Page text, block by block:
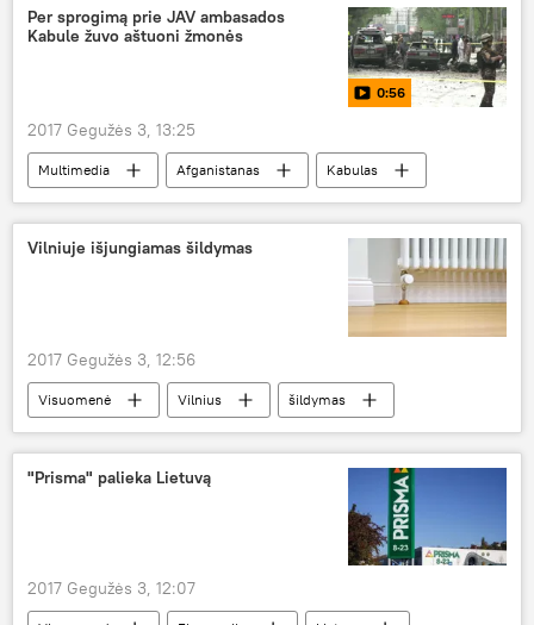
oro erdvės pažeidimas
diplomatinė nota
Per sprogimą prie JAV ambasados
Kabule žuvo aštuoni žmonės
0:56
2017 Gegužės 3, 13:25
Multimedia Afganistanas
Kabulas
sprogimas
Vilniuje išjungiamas šildymas
2017 Gegužės 3, 12:56
Visuomenė Vilnius
šildymas
šildymo sezonas
"Prisma" palieka Lietuvą
2017 Gegužės 3, 12:07